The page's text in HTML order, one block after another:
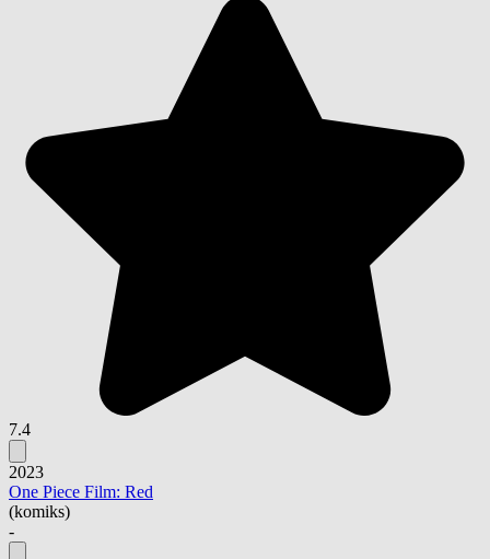
7.4
2023
One Piece Film: Red
(komiks)
-